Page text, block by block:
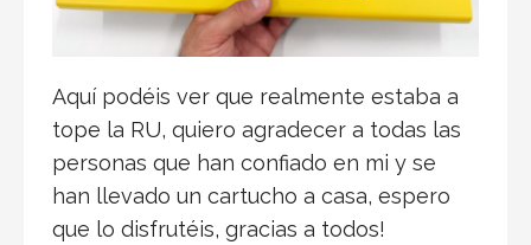
Aquí podéis ver que realmente estaba a
tope la RU, quiero agradecer a todas las
personas que han confiado en mi y se
han llevado un cartucho a casa, espero
que lo disfrutéis, gracias a todos!